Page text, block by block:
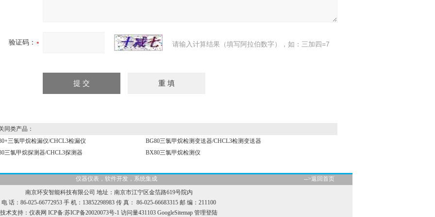
验证码： 请输入计算结果（填写阿拉伯数字），如：三加四=7
同类产品：
三氯甲烷检漏仪/CHCL3检漏仪
BG80三氯甲烷检测变送器/CHCL3检测变送器
三氯甲烷探测器/CHCL3探测器
BX80三氯甲烷检测仪
仪器仪表，软件开发，系统集成
-->返回首页
南京环安智能科技有限公司 地址：南京市江宁区金箔路619号院内
电 话：86-025-66772953 手 机：13852298983 传 真： 86-025-66683315 邮 编：211100
技术支持： 仪表网 ICP备:苏ICP备20020073号-1 访问量431103 GoogleSitemap 管理登陆